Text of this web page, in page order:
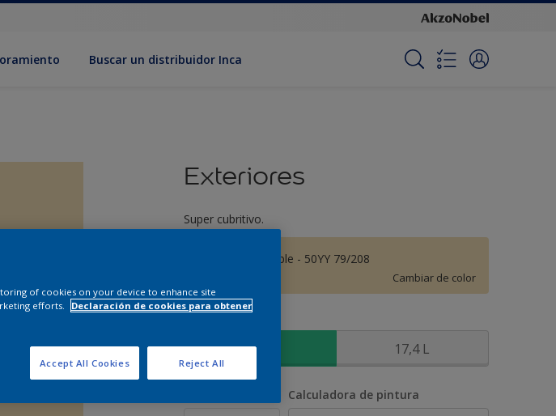
Buscar un distribuidor Inca
Exteriores
Super cubritivo.
Noche Agradable - 50YY 79/208
Cambiar de color
3,6 L 17,4 L
Calculadora de pintura
of cookies on your device to enhance site
efforts.
Declaración de cookies para obtener
Reject All
Accept All Cookies